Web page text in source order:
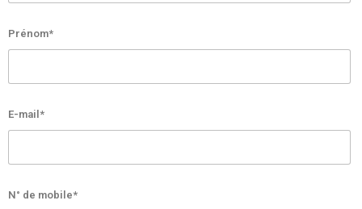
Prénom*
E-mail*
N° de mobile*